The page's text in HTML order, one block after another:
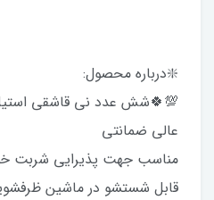
❇️درباره محصول:
💯🍀شش عدد نی قاشقی
عالی ضمانتی
مناسب جهت پذیرایی شربت
قابل شستشو در ماشین